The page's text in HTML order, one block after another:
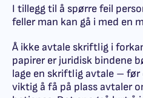
I tillegg til å spørre feil
feller man kan gå i med en
Å ikke avtale skriftlig i
papirer er juridisk bindene
lage en skriftlig avtale – før
viktig å få på plass avtaler